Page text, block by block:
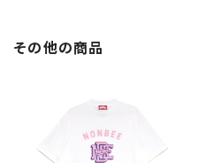
その他の商品